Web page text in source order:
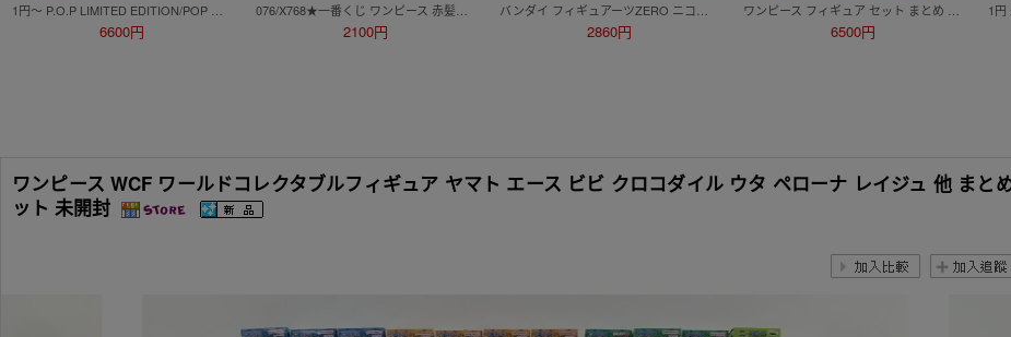
6600円 2100円 2860円 6500円
ワンピース WCF ワールドコレクタブルフィギュア ヤマト エース ビビ クロコダイル ウタ ペローナ レイジュ 他 まと
ット 未開封